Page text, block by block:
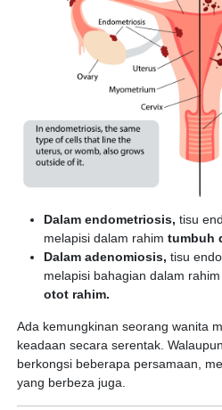
Dalam endometriosis, tisu
melapisi dalam rahim tumbuh
Dalam adenomiosis, tisu
melapisi bahagian dalam rahim
otot rahim.
Ada kemungkinan seorang wanita
keadaan secara serentak.
berkongsi beberapa persamaan,
yang berbeza juga.